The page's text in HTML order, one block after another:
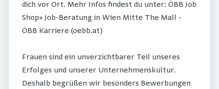
dich vor Ort. Mehr Infos findest du unter: ÖBB Job
Shop» Job-Beratung in Wien Mitte The Mall -
ÖBB Karriere (oebb.at)
Frauen sind ein unverzichtbarer Teil unseres
Erfolges und unserer Unternehmenskultur.
Deshalb begrüßen wir besonders Bewerbungen